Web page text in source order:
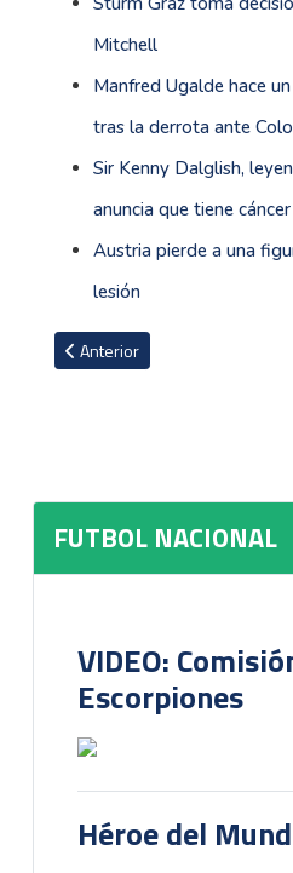
Mitchell
Manfred Ugalde hace
tras la derrota ante
Sir Kenny Dalglish,
anuncia que tiene cáncer
Austria pierde a una
lesión
Artículo anterior: Gran
Anterior
FUTBOL NACIONAL
VIDEO:
Escorpiones
Héroe del